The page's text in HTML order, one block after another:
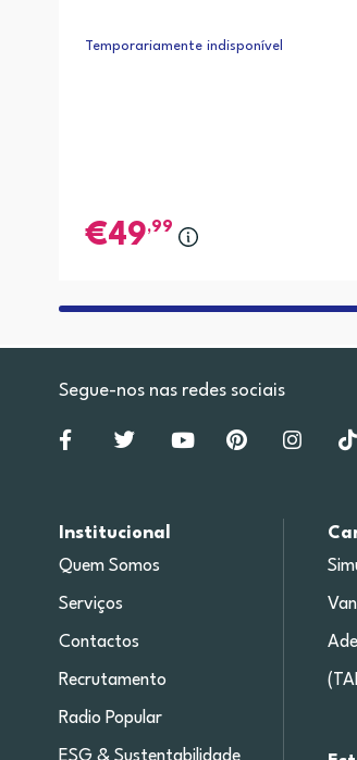
Temporariamente indisponível
49,99
Segue-nos nas redes sociais
Institucional
Quem Somos
Serviços
Contactos
Recrutamento
Radio Popular